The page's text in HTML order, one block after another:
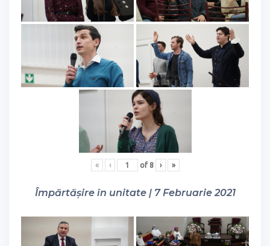
« ‹ of 8 › »
Împărtășire în unitate | 7 Februarie 2021